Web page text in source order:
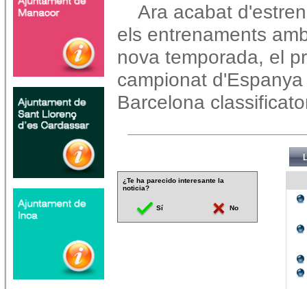
Ara acabat
els entrenaments
nova temporada, el
campionat
Barcelona
¿Te ha parecido interesante la
noticia?
Sí No